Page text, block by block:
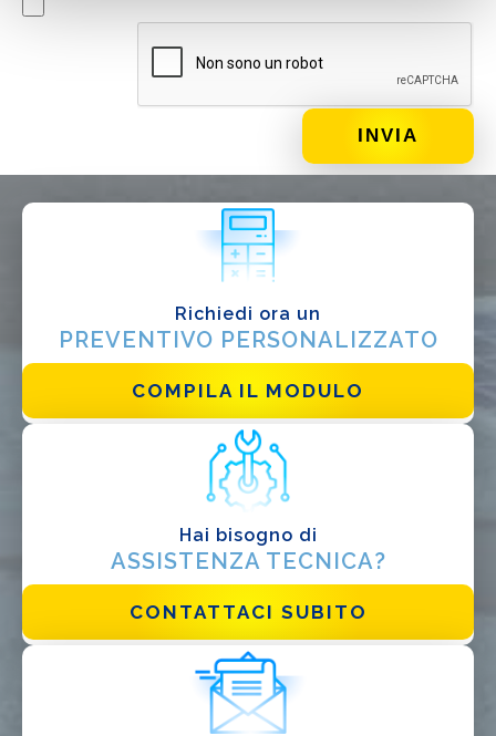
Richiedi ora un
PREVENTIVO PERSONALIZZATO
COMPILA IL MODULO
Hai bisogno di
ASSISTENZA TECNICA?
CONTATTACI SUBITO
Installatore
Progettista
EPC
Distributore
Ho letto e accetto la Privacy Policy*